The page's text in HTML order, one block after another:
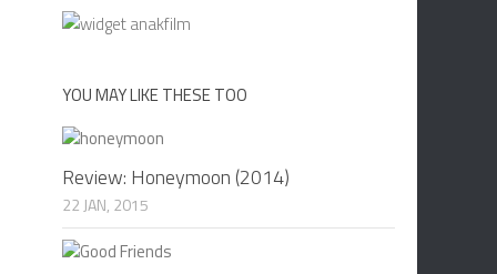
YOU MAY LIKE THESE TOO
Review: Honeymoon (2014)
22 JAN, 2015